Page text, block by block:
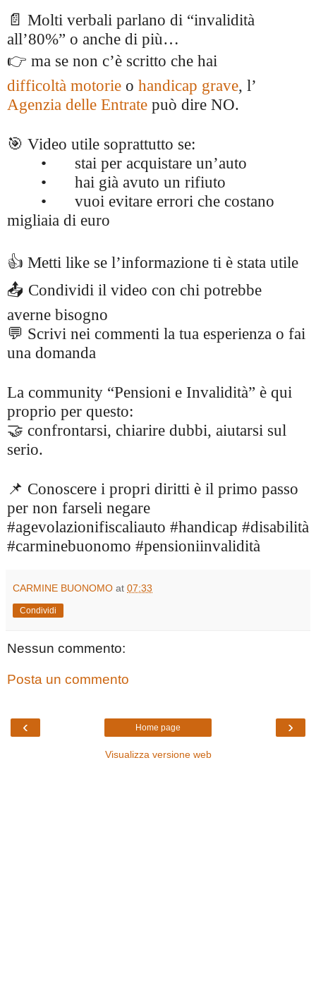
📄 Molti verbali parlano di “invalidità
all’80%” o anche di più…
👉 ma se non c’è scritto che hai
difficoltà motorie o handicap grave, l’
Agenzia delle Entrate può dire NO.
🎯 Video utile soprattutto se:
•
stai per acquistare un’auto
•
hai già avuto un rifiuto
•
vuoi evitare errori che costano
migliaia di euro
👍 Metti like se l’informazione ti è stata utile
📤 Condividi il video con chi potrebbe
averne bisogno
💬 Scrivi nei commenti la tua esperienza o fai
una domanda
La community “Pensioni e Invalidità” è qui
proprio per questo:
🤝 confrontarsi, chiarire dubbi, aiutarsi sul
serio.
📌 Conoscere i propri diritti è il primo passo
per non farseli negare
#agevolazionifiscaliauto #handicap #disabilità
#carminebuonomo #pensioniinvalidità
CARMINE BUONOMO at 07:33
Condividi
Nessun commento:
Posta un commento
‹ ›
Home page
Visualizza versione web